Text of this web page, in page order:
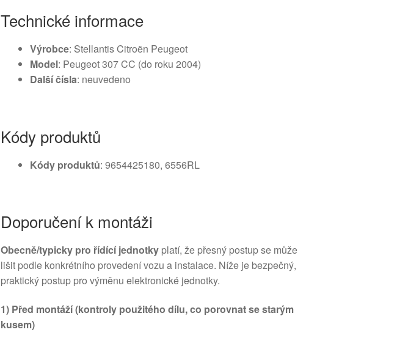
Technické informace
Výrobce: Stellantis Citroën Peugeot
Model: Peugeot 307 CC (do roku 2004)
Další čísla: neuvedeno
Kódy produktů
Kódy produktů: 9654425180, 6556RL
Doporučení k montáži
Obecně/typicky pro řídící jednotky platí, že přesný postup se může
lišit podle konkrétního provedení vozu a instalace. Níže je bezpečný,
praktický postup pro výměnu elektronické jednotky.
1) Před montáží (kontroly použitého dílu, co porovnat se starým
kusem)